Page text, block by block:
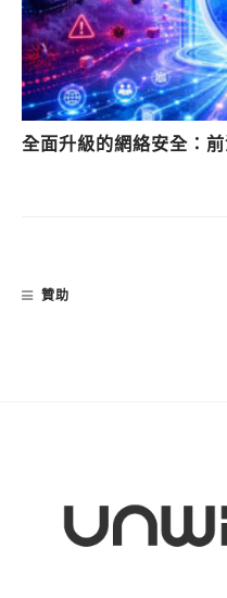
全面升級的網絡安全：
贊助